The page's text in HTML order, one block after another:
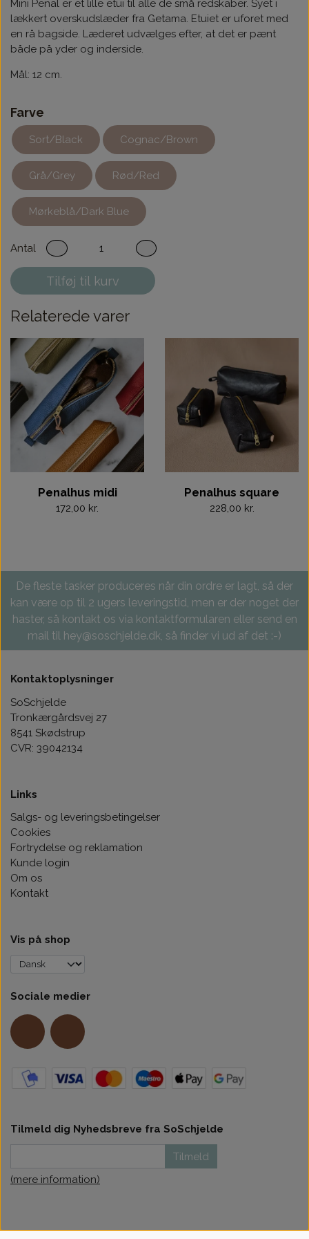
Mini Penal er et lille etui til alle de små redskaber. Syet i
lækkert overskudslæder fra Getama . Etuiet er uforet med
en rå bagside. Læderet udvælges efter, at det er pænt
både på yder og inderside.
Mål: 12 cm.
Farve
Sort/Black Cognac/Brown
Grå/Grey Rød/Red
Mørkeblå/Dark Blue
Antal
Tilføj til kurv
Relaterede varer
Penalhus midi
172,00 kr.
Penalhus square
228,00 kr.
De fleste tasker produceres når din ordre er lagt, så der
kan være op til 2 ugers leveringstid, men er der noget der
haster, så kontakt os via kontaktformularen eller send en
mail til hey@soschjelde.dk, så finder vi ud af det :-)
Kontaktoplysninger
SoSchjelde
Tronkærgårdsvej 27
8541 Skødstrup
CVR: 39042134
Links
Salgs- og leveringsbetingelser
Cookies
Fortrydelse og reklamation
Kunde login
Om os
Kontakt
Vis på shop
Sociale medier
Tilmeld dig Nyhedsbreve fra SoSchjelde
Tilmeld
(mere information)